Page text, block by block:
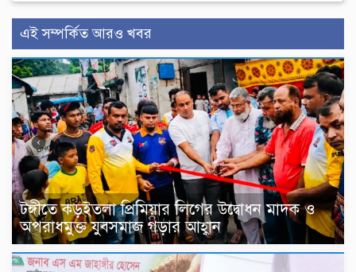
এই সম্পর্কিত আরও খবর
টঙ্গীতে কড়ইতলা প্রিমিয়ার লিগের উদ্বোধন মাদক ও
অপরাধমুক্ত যুবসমাজ গড়ার আহ্বান